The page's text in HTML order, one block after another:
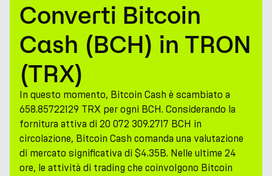
Mercati
Calcolatori
PARK Token
Risorse
Azienda
Converti Bitcoin
Cash (BCH) in TRON
(TRX)
In questo momento, Bitcoin Cash è scambiato a
658.85722129 TRX per ogni BCH. Considerando la
fornitura attiva di 20 072 309.2717 BCH in
circolazione, Bitcoin Cash comanda una valutazione
di mercato significativa di $4.35B. Nelle ultime 24
ore, le attività di trading che coinvolgono Bitcoin